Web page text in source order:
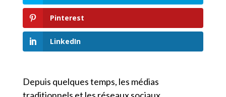
Pinterest
LinkedIn
Depuis quelques temps, les médias